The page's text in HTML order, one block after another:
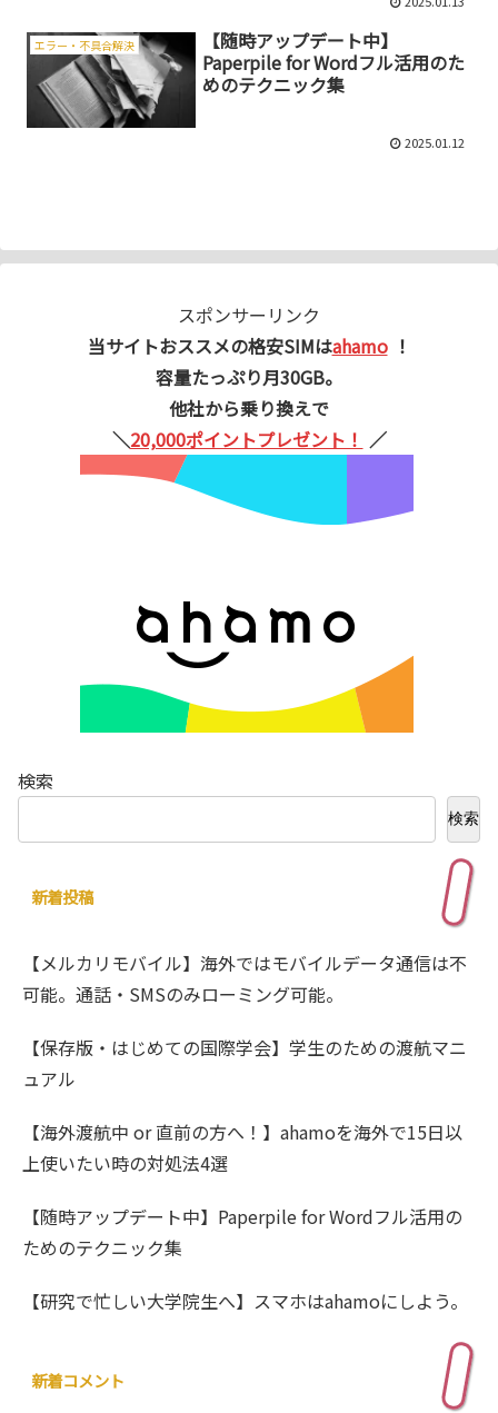
エラー・不具合解決
【随時アップデート中】
Paperpile for Wordフル活用のた
めのテクニック集
2025.01.12
スポンサーリンク
当サイトおススメの格安SIMはahamo ！
容量たっぷり月30GB。
他社から乗り換えで
＼20,000ポイントプレゼント！ ／
検索
検索
新着投稿
【メルカリモバイル】海外ではモバイルデータ通信は不
可能。通話・SMSのみローミング可能。
【保存版・はじめての国際学会】学生のための渡航マニ
ュアル
【海外渡航中 or 直前の方へ！】ahamoを海外で15日以
上使いたい時の対処法4選
【随時アップデート中】Paperpile for Wordフル活用の
ためのテクニック集
【研究で忙しい大学院生へ】スマホはahamoにしよう。
新着コメント